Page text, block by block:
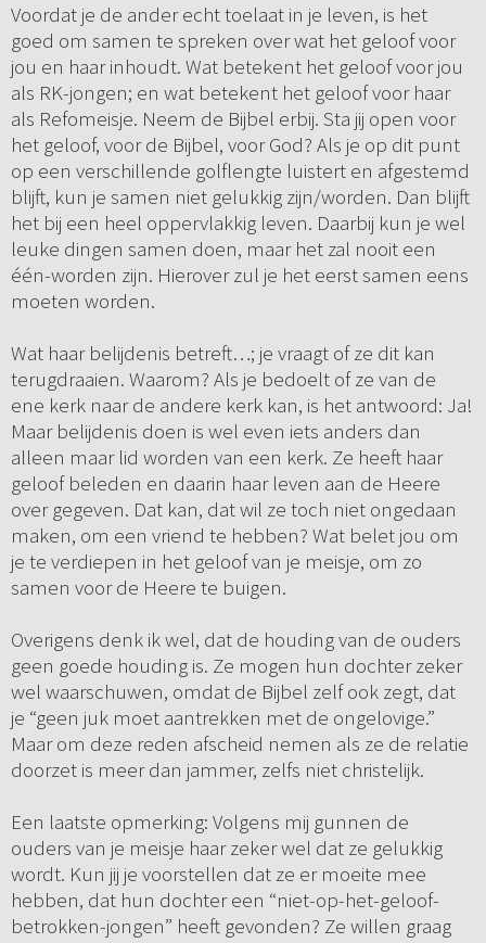
Voordat je de ander echt toelaat in je leven, is het
goed om samen te spreken over wat het geloof voor
jou en haar inhoudt. Wat betekent het geloof voor jou
als RK-jongen; en wat betekent het geloof voor haar
als Refomeisje. Neem de Bijbel erbij. Sta jij open voor
het geloof, voor de Bijbel, voor God? Als je op dit punt
op een verschillende golflengte luistert en afgestemd
blijft, kun je samen niet gelukkig zijn/worden. Dan blijft
het bij een heel oppervlakkig leven. Daarbij kun je wel
leuke dingen samen doen, maar het zal nooit een
één-worden zijn. Hierover zul je het eerst samen eens
moeten worden.
Wat haar belijdenis betreft…; je vraagt of ze dit kan
terugdraaien. Waarom? Als je bedoelt of ze van de
ene kerk naar de andere kerk kan, is het antwoord: Ja!
Maar belijdenis doen is wel even iets anders dan
alleen maar lid worden van een kerk. Ze heeft haar
geloof beleden en daarin haar leven aan de Heere
over gegeven. Dat kan, dat wil ze toch niet ongedaan
maken, om een vriend te hebben? Wat belet jou om
je te verdiepen in het geloof van je meisje, om zo
samen voor de Heere te buigen.
Overigens denk ik wel, dat de houding van de ouders
geen goede houding is. Ze mogen hun dochter zeker
wel waarschuwen, omdat de Bijbel zelf ook zegt, dat
je “geen juk moet aantrekken met de ongelovige.”
Maar om deze reden afscheid nemen als ze de relatie
doorzet is meer dan jammer, zelfs niet christelijk.
Een laatste opmerking: Volgens mij gunnen de
ouders van je meisje haar zeker wel dat ze gelukkig
wordt. Kun jij je voorstellen dat ze er moeite mee
hebben, dat hun dochter een “niet-op-het-geloof-
betrokken-jongen” heeft gevonden? Ze willen graag